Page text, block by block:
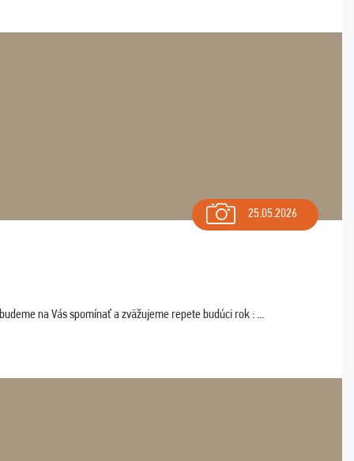
25.05.2026
na Vás spomínať a zväžujeme repete budúci rok : ...